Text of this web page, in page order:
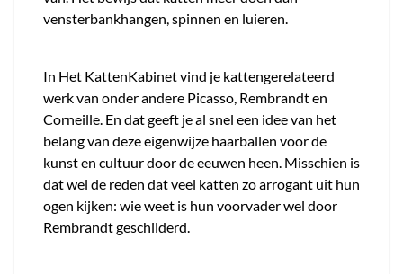
vensterbankhangen, spinnen en luieren.
In Het KattenKabinet vind je kattengerelateerd
werk van onder andere Picasso, Rembrandt en
Corneille. En dat geeft je al snel een idee van het
belang van deze eigenwijze haarballen voor de
kunst en cultuur door de eeuwen heen. Misschien is
dat wel de reden dat veel katten zo arrogant uit hun
ogen kijken: wie weet is hun voorvader wel door
Rembrandt geschilderd.